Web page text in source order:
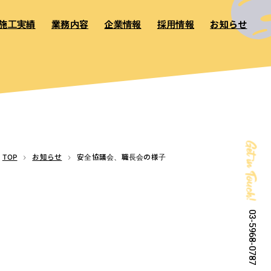
工実績 業務内容 企業情報 採用情報 お知らせ
TOP お知らせ 安全協議会、職長会の様子 Get in Touch!
03-5968-0787